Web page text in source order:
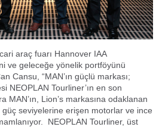
araç fuarı Hannover IAA
ve geleceğe yönelik portföyünü
Cansu, “MAN’ın güçlü markası;
NEOPLAN Tourliner’ın en son
MAN’ın, Lion’s markasına odaklanan
güç seviyelerine erişen motorlar ve ince
NEOPLAN Tourliner, üst